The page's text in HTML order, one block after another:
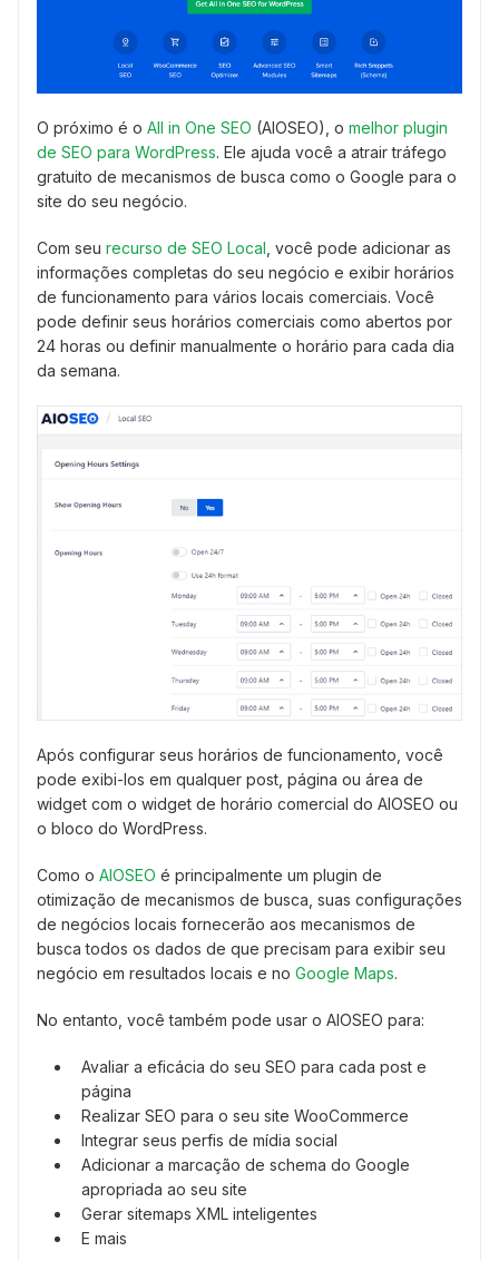
O próximo é o All in One SEO (AIOSEO), o melhor plugin
de SEO para WordPress. Ele ajuda você a atrair tráfego
gratuito de mecanismos de busca como o Google para o
site do seu negócio.
Com seu recurso de SEO Local , você pode adicionar as
informações completas do seu negócio e exibir horários
de funcionamento para vários locais comerciais. Você
pode definir seus horários comerciais como abertos por
24 horas ou definir manualmente o horário para cada dia
da semana.
Após configurar seus horários de funcionamento, você
pode exibi-los em qualquer post, página ou área de
widget com o widget de horário comercial do AIOSEO ou
o bloco do WordPress.
Como o AIOSEO é principalmente um plugin de
otimização de mecanismos de busca, suas configurações
de negócios locais fornecerão aos mecanismos de
busca todos os dados de que precisam para exibir seu
negócio em resultados locais e no Google Maps.
No entanto, você também pode usar o AIOSEO para:
Avaliar a eficácia do seu SEO para cada post e
página
Realizar SEO para o seu site WooCommerce
Integrar seus perfis de mídia social
Adicionar a marcação de schema do Google
apropriada ao seu site
Gerar sitemaps XML inteligentes
E mais